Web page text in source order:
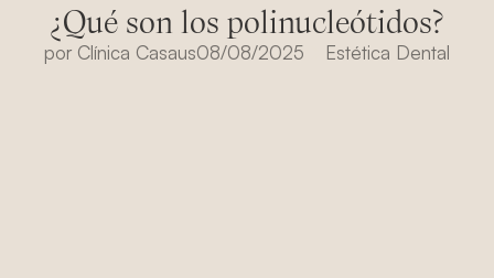
¿Qué son los polinucleótidos?
por Clínica Casaus08/08/2025 Estética Dental